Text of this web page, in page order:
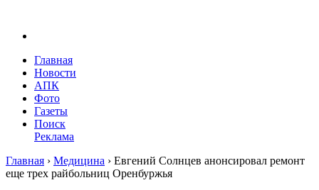
Главная
Новости
АПК
Фото
Газеты
Поиск
Реклама
Главная › Медицина › Евгений Солнцев анонсировал ремонт
еще трех райбольниц Оренбуржья